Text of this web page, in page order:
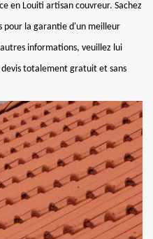
en Louiti artisan couvreur. Sachez
pour la garantie d'un meilleur
informations, veuillez lui
devis totalement gratuit et sans